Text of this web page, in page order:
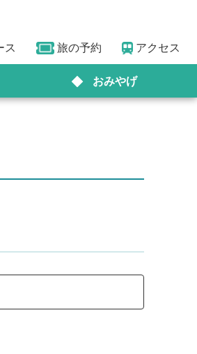
ス 旅の予約 アクセス
おみやげ